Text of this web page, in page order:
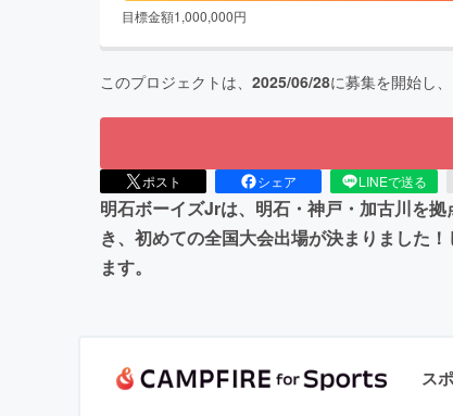
目標金額1,000,000円
このプロジェクトは、 2025/06/28に募集を開始し、
ポスト シェア LINEで送る
明石ボーイズJrは、明石・神戸・加古川を
き、初めての全国大会出場が決まりました
ます。
ス